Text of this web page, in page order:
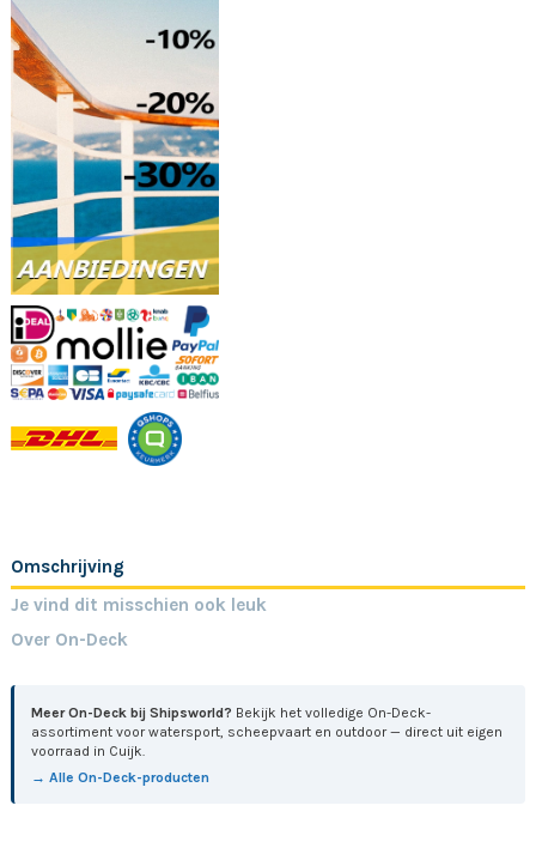
Omschrijving
Je vind dit misschien ook leuk
Over On-Deck
Meer On-Deck bij Shipsworld? Bekijk het volledige On-Deck-
assortiment voor watersport, scheepvaart en outdoor — direct uit eigen
voorraad in Cuijk.
→ Alle On-Deck-producten